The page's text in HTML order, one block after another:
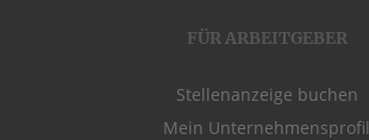
FÜR ARBEITGEBER
Stellenanzeige buchen
Mein Unternehmensprofil